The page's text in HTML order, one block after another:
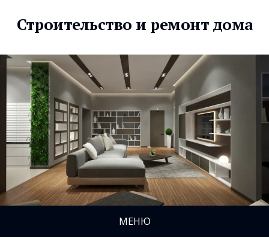
Строительство и ремонт дома
МЕНЮ